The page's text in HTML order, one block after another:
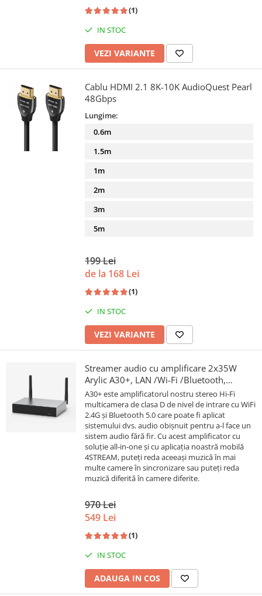
(1)
IN STOC
VEZI VARIANTE
Cablu HDMI 2.1 8K-10K AudioQuest Pearl
48Gbps
Lungime:
0.6m
1.5m
1m
2m
3m
5m
199 Lei
de la 168 Lei
(1)
IN STOC
VEZI VARIANTE
Streamer audio cu amplificare 2x35W
Arylic A30+, LAN /Wi-Fi /Bluetooth,
24bit/192kHz, Multiroom
A30+ este amplificatorul nostru stereo Hi-Fi
multicamera de clasa D de nivel de intrare cu WiFi
2.4G și Bluetooth 5.0 care poate fi aplicat
sistemului dvs. audio obișnuit pentru a-l face un
sistem audio fără fir. Cu acest amplificator cu
soluție all-in-one și cu aplicația noastră mobilă
4STREAM, puteți reda aceeași muzică în mai
multe camere în sincronizare sau puteți reda
muzică diferită în camere diferite.
970 Lei
549 Lei
(1)
IN STOC
ADAUGA IN COS